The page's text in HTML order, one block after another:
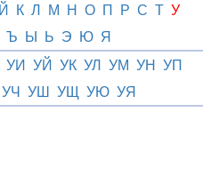
Й К Л М Н О П Р С Т У
Ъ Ы Ь Э Ю Я
УИ УЙ УК УЛ УМ УН УП
УЧ УШ УЩ УЮ УЯ